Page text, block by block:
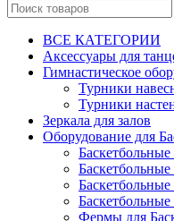
ВСЕ КАТЕГОРИИ
Аксессуары для
Гимнастическое
Турники
Турники
Зеркала для залов
Оборудование для
Фермы для